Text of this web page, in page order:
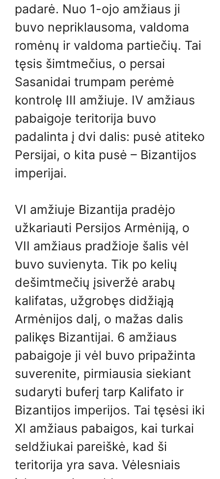
padarė. Nuo 1-ojo amžiaus ji
buvo nepriklausoma, valdoma
romėnų ir valdoma partiečių. Tai
tęsis šimtmečius, o persai
Sasanidai trumpam perėmė
kontrolę III amžiuje. IV amžiaus
pabaigoje teritorija buvo
padalinta į dvi dalis: pusė atiteko
Persijai, o kita pusė – Bizantijos
imperijai.
VI amžiuje Bizantija pradėjo
užkariauti Persijos Armėniją, o
VII amžiaus pradžioje šalis vėl
buvo suvienyta. Tik po kelių
dešimtmečių įsiveržė arabų
kalifatas, užgrobęs didžiąją
Armėnijos dalį, o mažas dalis
palikęs Bizantijai. 6 amžiaus
pabaigoje ji vėl buvo pripažinta
suverenite, pirmiausia siekiant
sudaryti buferį tarp Kalifato ir
Bizantijos imperijos. Tai tęsėsi iki
XI amžiaus pabaigos, kai turkai
seldžiukai pareiškė, kad ši
teritorija yra sava. Vėlesniais